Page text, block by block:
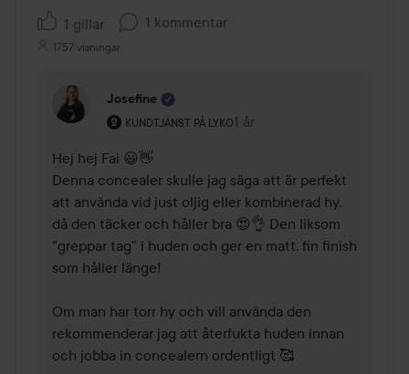
1 gillar 1 kommentar
1757 visningar
Josefine
KUNDTJÄNST PÅ LYKO
Användarens roll: Kundtjänst på Lyko.
1 år
Kommentaren lades 1 år
Hej hej Fai 😃👋
Denna concealer skulle jag säga att är perfekt
att använda vid just oljig eller kombinerad hy,
då den täcker och håller bra 😍👌 Den liksom
"greppar tag" i huden och ger en matt, fin finish
som håller länge!
Om man har torr hy och vill använda den
rekommenderar jag att återfukta huden innan
och jobba in concealern ordentligt 🥰